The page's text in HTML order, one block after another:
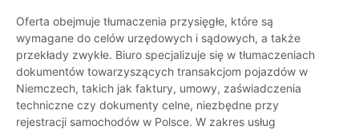
Oferta obejmuje tłumaczenia przysięgłe, które są
wymagane do celów urzędowych i sądowych, a także
przekłady zwykłe. Biuro specjalizuje się w tłumaczeniach
dokumentów towarzyszących transakcjom pojazdów w
Niemczech, takich jak faktury, umowy, zaświadczenia
techniczne czy dokumenty celne, niezbędne przy
rejestracji samochodów w Polsce. W zakres usług